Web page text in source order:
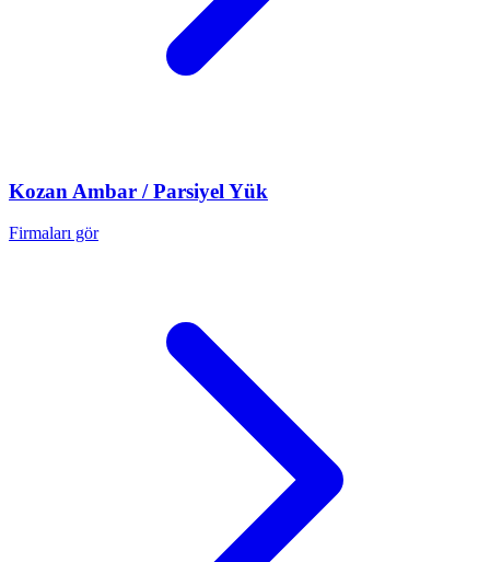
Kozan Ambar / Parsiyel Yük
Firmaları gör